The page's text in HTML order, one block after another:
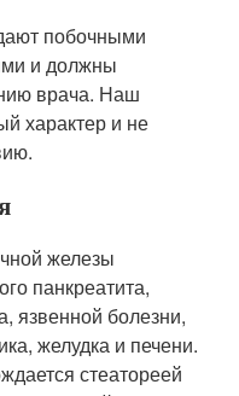
побочными
и должны
врача. Наш
характер и не
железы
панкреатита,
язвенной болезни,
желудка и печени.
стеатореей